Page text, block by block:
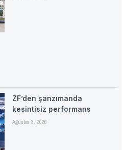
ZF’den şanzımanda
kesintisiz performans
Ağustos 3, 2026